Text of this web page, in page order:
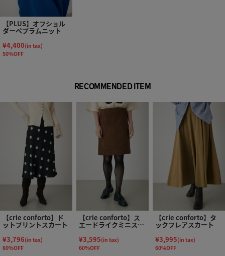
【PLUS】オフショル
ダーペプラムニット
¥4,400(in tax)
50%OFF
RECOMMENDED ITEM
【crie conforto】ド
ットプリントスカート
¥3,796(in tax)
60%OFF
【crie conforto】ス
エードライクミニスカ
¥3,595(in tax)
60%OFF
【crie conforto】タ
ックフレアスカート
¥3,995(in tax)
60%OFF